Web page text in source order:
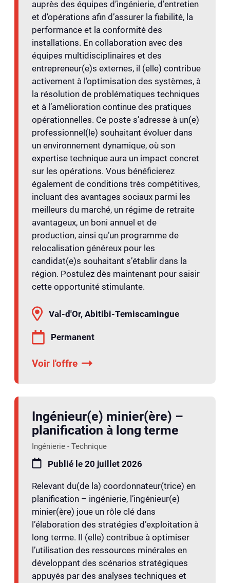
auprès des équipes d’ingénierie, d’entretien
et d’opérations afin d’assurer la fiabilité, la
performance et la conformité des
installations. En collaboration avec des
équipes multidisciplinaires et des
entrepreneur(e)s externes, il (elle) contribue
activement à l’optimisation des systèmes, à
la résolution de problématiques techniques
et à l’amélioration continue des pratiques
opérationnelles. Ce poste s’adresse à un(e)
professionnel(le) souhaitant évoluer dans
un environnement dynamique, où son
expertise technique aura un impact concret
sur les opérations. Vous bénéficierez
également de conditions très compétitives,
incluant des avantages sociaux parmi les
meilleurs du marché, un régime de retraite
avantageux, un boni annuel et de
production, ainsi qu’un programme de
relocalisation généreux pour les
candidat(e)s souhaitant s’établir dans la
région. Postulez dès maintenant pour saisir
cette opportunité stimulante.
Val-d'Or, Abitibi-Temiscamingue
Permanent
Voir l'offre
Ingénieur(e) minier(ère) –
planification à long terme
Ingénierie - Technique
Publié le 20 juillet 2026
Relevant du(de la) coordonnateur(trice) en
planification – ingénierie, l’ingénieur(e)
minier(ère) joue un rôle clé dans
l’élaboration des stratégies d’exploitation à
long terme. Il (elle) contribue à optimiser
l’utilisation des ressources minérales en
développant des scénarios stratégiques
appuyés par des analyses techniques et